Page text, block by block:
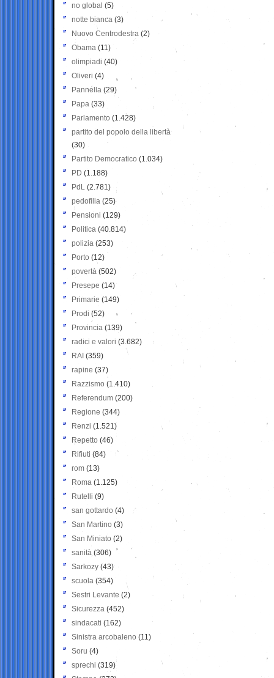
no global (5)
notte bianca (3)
Nuovo Centrodestra (2)
Obama (11)
olimpiadi (40)
Oliveri (4)
Pannella (29)
Papa (33)
Parlamento (1.428)
partito del popolo della libertà
(30)
Partito Democratico (1.034)
PD (1.188)
PdL (2.781)
pedofilia (25)
Pensioni (129)
Politica (40.814)
polizia (253)
Porto (12)
povertà (502)
Presepe (14)
Primarie (149)
Prodi (52)
Provincia (139)
radici e valori (3.682)
RAI (359)
rapine (37)
Razzismo (1.410)
Referendum (200)
Regione (344)
Renzi (1.521)
Repetto (46)
Rifiuti (84)
rom (13)
Roma (1.125)
Rutelli (9)
san gottardo (4)
San Martino (3)
San Miniato (2)
sanità (306)
Sarkozy (43)
scuola (354)
Sestri Levante (2)
Sicurezza (452)
sindacati (162)
Sinistra arcobaleno (11)
Soru (4)
sprechi (319)